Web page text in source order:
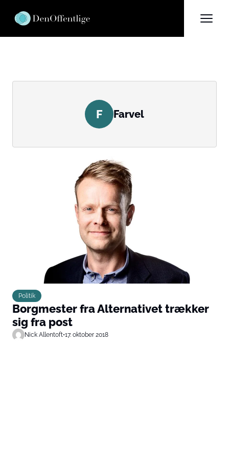
F Farvel
Politik
Borgmester fra Alternativet trækker
sig fra post
Nick Allentoft•17. oktober 2018